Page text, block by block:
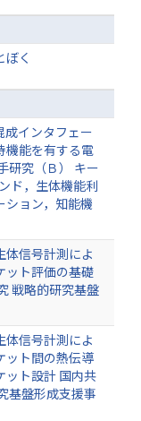
ぼく
成インタフェー
機能を有する電
研究（Ｂ） キー
ド，生体機能利
ション，知能機
体信号計測によ
ット評価の基礎
戦略的研究基盤
体信号計測によ
ット間の熱伝導
ット設計 国内共
基盤形成支援事